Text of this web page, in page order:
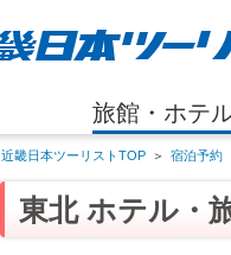
旅館・ホテ
近畿日本ツーリストTOP ＞ 宿泊予約
東北 ホテル・